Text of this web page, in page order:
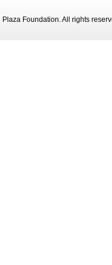
Foundation. All rights